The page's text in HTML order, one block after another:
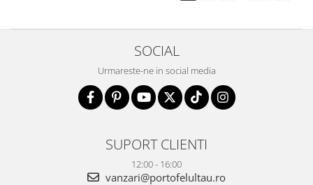
SOCIAL
Urmareste-ne in social media
SUPORT CLIENTI
12:00 - 16:00
vanzari@portofelultau.ro